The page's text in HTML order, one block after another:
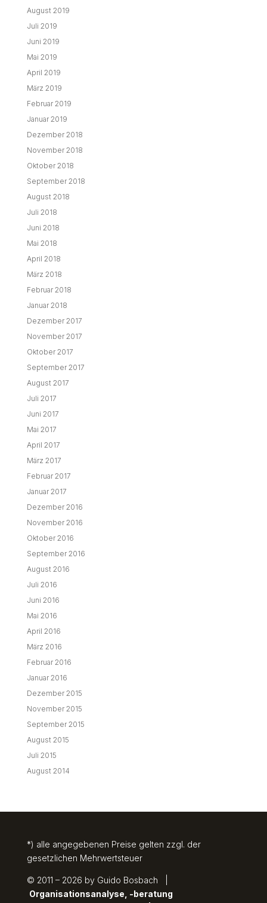
August 2019
Juli 2019
Juni 2019
Mai 2019
April 2019
März 2019
Februar 2019
Januar 2019
Dezember 2018
November 2018
Oktober 2018
September 2018
August 2018
Juli 2018
Juni 2018
Mai 2018
April 2018
März 2018
Februar 2018
Januar 2018
Dezember 2017
November 2017
Oktober 2017
September 2017
August 2017
Juli 2017
Juni 2017
Mai 2017
April 2017
März 2017
Februar 2017
Januar 2017
Dezember 2016
November 2016
Oktober 2016
September 2016
August 2016
Juli 2016
Juni 2016
Mai 2016
April 2016
März 2016
Februar 2016
Januar 2016
Dezember 2015
November 2015
September 2015
August 2015
Juli 2015
August 2014
*) alle angegebenen Preise gelten zzgl. der
gesetzlichen Mehrwertsteuer
© 2011 – 2026 by Guido Bosbach |
Organisationsanalyse, -beratung